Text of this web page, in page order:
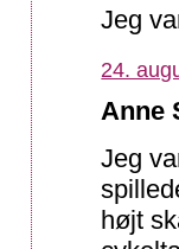
Jeg
24.
Anne
Jeg
højt